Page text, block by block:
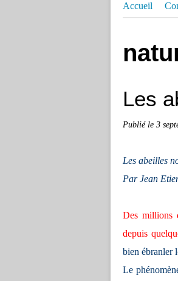
Accueil
Les
Publié le 3
Les abeilles
Par Jean
Des millions
depuis
bien ébranler
Le